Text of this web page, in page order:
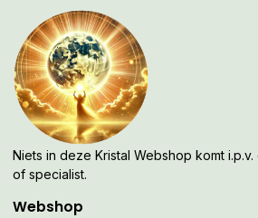
Niets in deze Kristal Webshop komt
of specialist.
Webshop